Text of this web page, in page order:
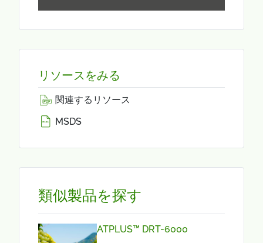
リソースをみる
関連するリソース
MSDS
類似製品を探す
ATPLUS™ DRT-6000